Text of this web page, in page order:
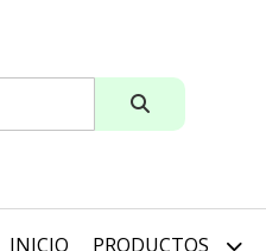
INICIO PRODUCTOS